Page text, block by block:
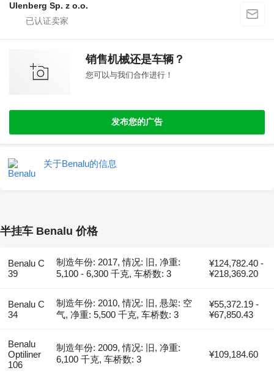
Ulenberg Sp. z o.o.
销售机械还是车辆？
您可以与我们合作进行！
发布您的广告
关于Benalu的信息
半挂车 Benalu 价格
Benalu C
39
制造年份: 2017, 情况: 旧, 净重:
5,100 - 6,300 千克, 车桥数: 3
¥124,782.40 -
¥218,369.20
Benalu C
34
制造年份: 2010, 情况: 旧, 悬架: 空
气, 净重: 5,500 千克, 车桥数: 3
¥55,372.19 -
¥67,850.43
Benalu
Optiliner
106
制造年份: 2009, 情况: 旧, 净重:
6,100 千克, 车桥数: 3
¥109,184.60